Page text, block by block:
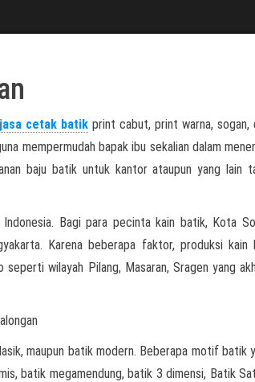
jasa cetak batikprint cabut, print warna, sogan,
mempermudah bapak ibu sekalian dalam
baju batik untuk kantor ataupun yang lain
Bagi para pecinta kain batik, Kota
Karena beberapa faktor, produksi kain
wilayah Pilang, Masaran, Sragen yang
maupun batik modern. Beberapa motif batik
batik megamendung, batik 3 dimensi, Batik